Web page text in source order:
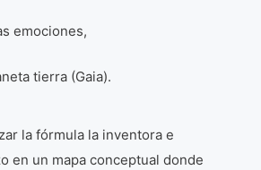
emociones,
tierra (Gaia).
la fórmula la inventora e
en un mapa conceptual donde